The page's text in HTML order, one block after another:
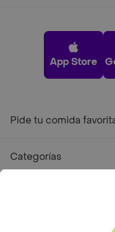
App Store
Pide tu comida
Categorías